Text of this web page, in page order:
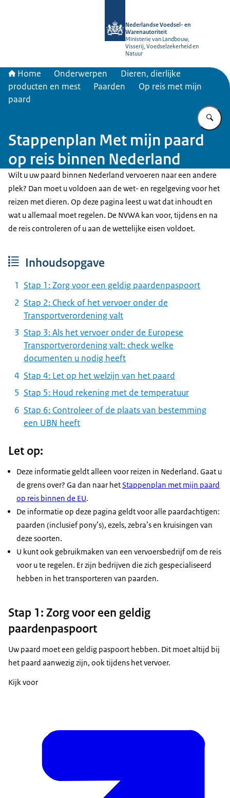
Nederlandse Voedsel- en
Warenautoriteit
Ministerie van Landbouw,
Visserij, Voedselzekerheid en
Natuur
Home Onderwerpen
Dieren, dierlijke
producten en mest
Paarden
Op reis met mijn
paard
Stappenplan Met mijn paard
op reis binnen Nederland
Wilt u uw paard binnen Nederland vervoeren naar een andere
plek? Dan moet u voldoen aan de wet- en regelgeving voor het
reizen met dieren. Op deze pagina leest u wat dat inhoudt en
wat u allemaal moet regelen. De NVWA kan voor, tijdens en na
de reis controleren of u aan de wettelijke eisen voldoet.
Inhoudsopgave
Stap 1: Zorg voor een geldig paardenpaspoort
Stap 2: Check of het vervoer onder de
Transportverordening valt
Stap 3: Als het vervoer onder de Europese
Transportverordening valt: check welke
documenten u nodig heeft
Stap 4: Let op het welzijn van het paard
Stap 5: Houd rekening met de temperatuur
Stap 6: Controleer of de plaats van bestemming
een UBN heeft
Let op:
Deze informatie geldt alleen voor reizen in Nederland. Gaat u
de grens over? Ga dan naar hetStappenplan met mijn paard
op reis binnen de EU.
De informatie op deze pagina geldt voor alle paardachtigen:
paarden (inclusief pony’s), ezels, zebra’s en kruisingen van
deze soorten.
U kunt ook gebruikmaken van een vervoersbedrijf om de reis
voor u te regelen. Er zijn bedrijven die zich gespecialiseerd
hebben in het transporteren van paarden.
Stap 1: Zorg voor een geldig
paardenpaspoort
Uw paard moet een geldig paspoort hebben. Dit moet altijd bij
het paard aanwezig zijn, ook tijdens het vervoer.
Kijk voor